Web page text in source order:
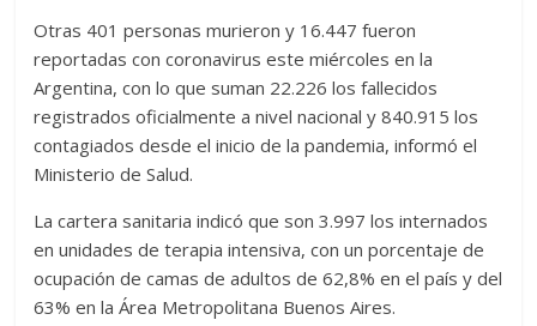
Otras 401 personas murieron y 16.447 fueron
reportadas con coronavirus este miércoles en la
Argentina, con lo que suman 22.226 los fallecidos
registrados oficialmente a nivel nacional y 840.915 los
contagiados desde el inicio de la pandemia, informó el
Ministerio de Salud.
La cartera sanitaria indicó que son 3.997 los internados
en unidades de terapia intensiva, con un porcentaje de
ocupación de camas de adultos de 62,8% en el país y del
63% en la Área Metropolitana Buenos Aires.